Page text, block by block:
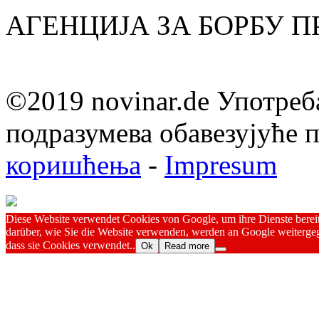
АГЕНЦИЈА ЗА БОРБУ
©2019 novinar.de
подразумева обавезујуће
коришћења - Impresum
Diese Website verwendet Cookies von Google, um ihre Dienste
darüber, wie Sie die Website verwenden, werden an Google
dass sie Cookies verwendet.. Ok Read more